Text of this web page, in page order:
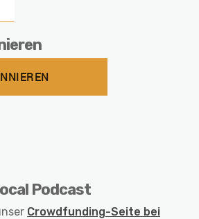
Podcast
Crowdfunding-Seite bei